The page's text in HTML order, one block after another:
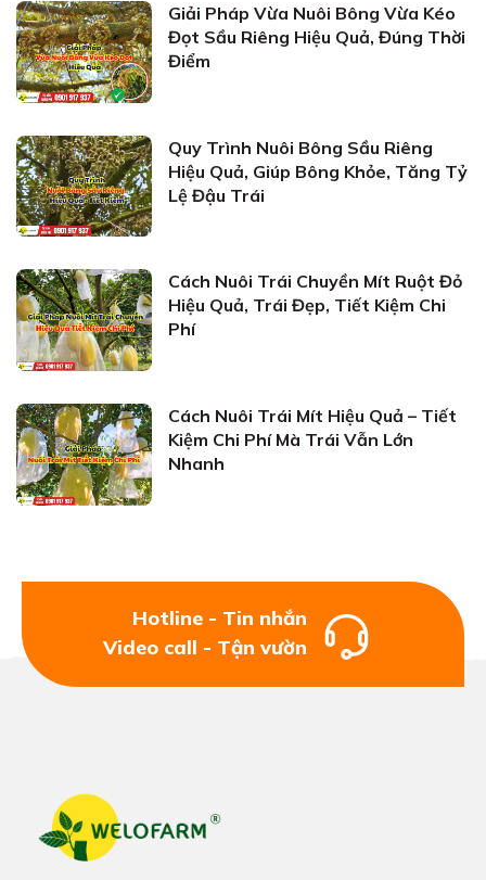
Giải Pháp Vừa Nuôi Bông Vừa Kéo
Đọt Sầu Riêng Hiệu Quả, Đúng Thời
Điểm
Quy Trình Nuôi Bông Sầu Riêng
Hiệu Quả, Giúp Bông Khỏe, Tăng Tỷ
Lệ Đậu Trái
Cách Nuôi Trái Chuyền Mít Ruột Đỏ
Hiệu Quả, Trái Đẹp, Tiết Kiệm Chi
Phí
Cách Nuôi Trái Mít Hiệu Quả – Tiết
Kiệm Chi Phí Mà Trái Vẫn Lớn
Nhanh
Hotline - Tin nhắn
Video call - Tận vườn